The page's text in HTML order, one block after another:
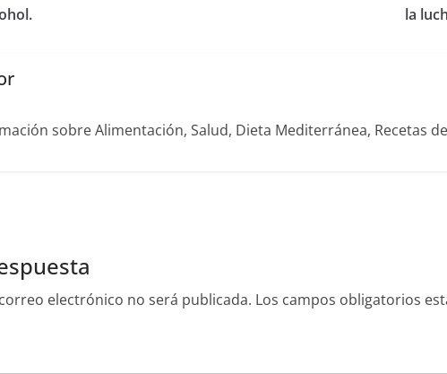
la
sobre Alimentación, Salud, Dieta Mediterránea, Recetas
electrónico no será publicada. Los campos obligatorios